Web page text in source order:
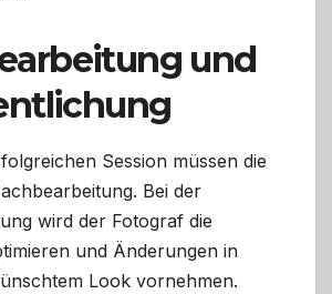
und
Session müssen die
Bei der
wird der Fotograf die
und Änderungen in
Look vornehmen.